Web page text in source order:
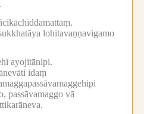
lohitavaṇṇavigamo
ayojitānipi.
idaṃ
passāvamaggo vā